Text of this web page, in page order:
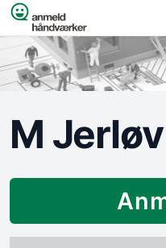
Spring til indhold
M